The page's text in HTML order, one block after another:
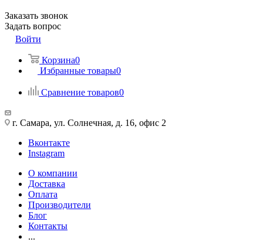
Заказать звонок
Задать вопрос
Войти
Корзина0
Избранные товары0
Сравнение товаров0
г. Самара, ул. Солнечная, д. 16, офис 2
Вконтакте
Instagram
О компании
Доставка
Оплата
Производители
Блог
Контакты
...